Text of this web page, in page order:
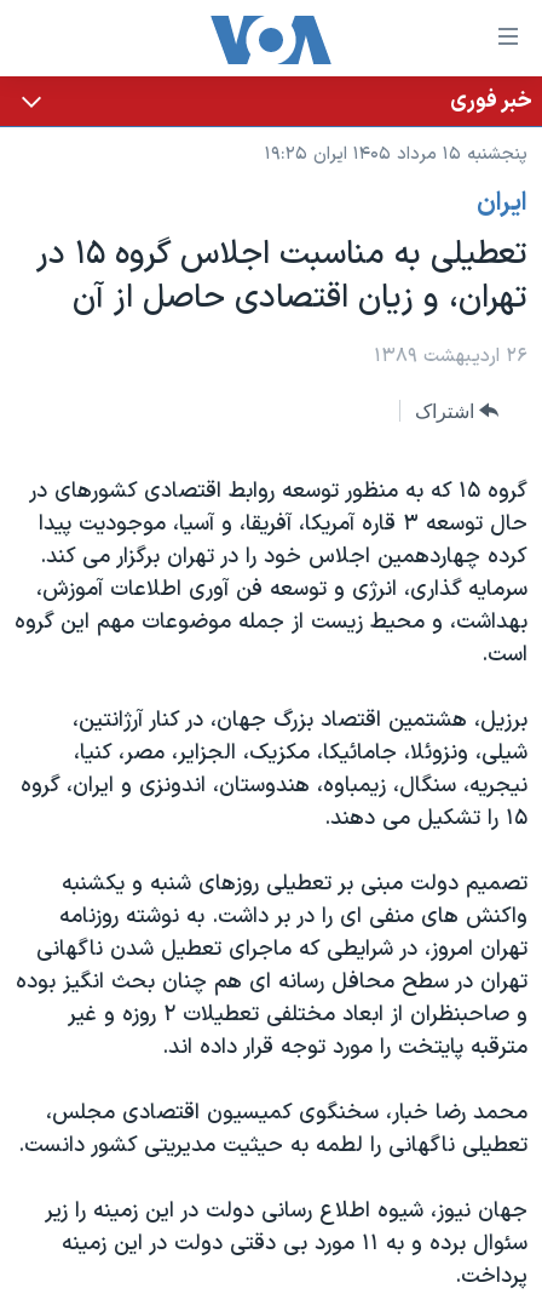
لینکهای
قابل
دسترسی
جهش
محتوای
اصلی
به
صفحه
جهش
جستجو
خانه
نسخه سبک وب‌سایت
موضوع ها
ایران
آمریکا
جهان
ویژه برنامه‌ها
ویدیوها
فرهنگ و زندگی
حقوق شهروندی
اقتصادی
اسرائیل در جنگ
گالری عکس
آرشیو پخش زنده
برنامه های تلویزیونی
جدول برنامه ها
صفحه‌های ویژه
۲۵۰سالگی آمریکا
بایگانی برنامه‌های تلویزیونی
مستندها
انتخابات ریاست جمهوری آمریکا ۲۰۲۴
حمله جمهوری اسلامی به اسرائیل
ورزش زنان در ایران
اعتراضات زن، زندگی، آزادی
مجموعه مستندهای دادخواهی
تریبونال مردمی آبان ۹۸
دادگاه حمید نوری
چهل سال گروگان‌گیری
قانون شفافیت دارائی کادر رهبری ایران
اعتراضات مردمی آبان ۹۸
نرگس محمدی برنده جایزه نوبل صلح
صفحه‌های ویژه
سفر پرزیدنت ترامپ به چین
یادگیری زبان انگلیسی
دنبال کنید
زبانهای مختلف
خبر فوری
پنجشنبه ۱۵ مرداد ۱۴۰۵ ایران ۱۹:۲۵
ايران
تعطيلی به مناسبت اجلاس گروه ۱۵ در
تهران، و زیان اقتصادی حاصل از آن
۲۶ اردیبهشت ۱۳۸۹
اشتراک
گروه ۱۵ که به منظور توسعه روابط اقتصادی کشورهای در
حال توسعه ۳ قاره آمریکا، آفریقا، و آسیا، موجودیت پیدا
کرده چهاردهمین اجلاس خود را در تهران برگزار می کند.
سرمایه گذاری، انرژی و توسعه فن آوری اطلاعات آموزش،
بهداشت، و محیط زیست از جمله موضوعات مهم این گروه
است.
برزیل، هشتمین اقتصاد بزرگ جهان، در کنار آرژانتین،
شیلی، ونزوئلا، جامائیکا، مکزیک، الجزایر، مصر، کنیا،
نیجریه، سنگال، زیمباوه، هندوستان، اندونزی و ایران، گروه
۱۵ را تشکیل می دهند.
تصمیم دولت مبنی بر تعطیلی روزهای شنبه و یکشنبه
واکنش های منفی ای را در بر داشت. به نوشته روزنامه
تهران امروز، در شرایطی که ماجرای تعطیل شدن ناگهانی
تهران در سطح محافل رسانه ای هم چنان بحث انگیز بوده
و صاحبنظران از ابعاد مختلفی تعطیلات ۲ روزه و غیر
مترقبه پایتخت را مورد توجه قرار داده اند.
محمد رضا خبار، سخنگوی کمیسیون اقتصادی مجلس،
تعطیلی ناگهانی را لطمه به حیثیت مدیریتی کشور دانست.
جهان نیوز، شیوه اطلاع رسانی دولت در این زمینه را زیر
سئوال برده و به ۱۱ مورد بی دقتی دولت در این زمینه
پرداخت.